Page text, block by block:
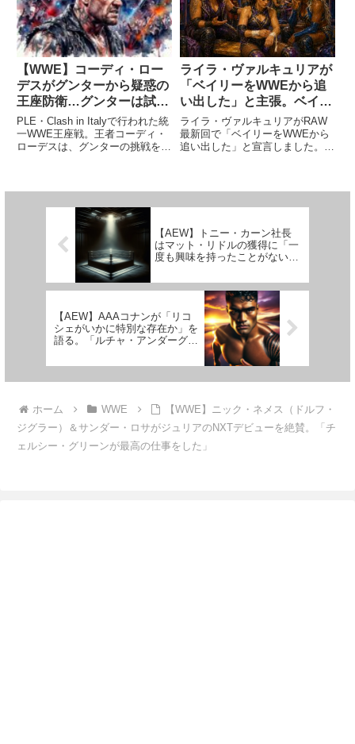
オブザーバーが「WWEがジェ
リ...
ビンスが抱える深刻な...
【WWE】コーディ・ロー
デスがグンターから疑惑の
王座防衛…グンターは試合
後に激怒【 #WWEClash
】
PLE・Clash in Italyで行われた統
一WWE王座戦。王者コーディ・
ローデスは、グンターの挑戦を受
ンでした。彼...
ライラ・ヴァルキュリアが
「ベイリーをWWEから追
い出した」と主張。ベイリ
ーの去就はどうなる？
ライラ・ヴァルキュリアがRAW
最新回で「ベイリーをWWEから
追い出した」と宣言しました。ベ
て...
【AEW】トニー・カーン社長
はマット・リドルの獲得に「一
度も興味を持ったことがない」
【AEW】AAAコナンが「リコ
シェがいかに特別な存在か」を
語る。「ルチャ・アンダーグラ
見なかったね」
ホーム WWE
【WWE】ニック・ネメス（ドルフ・
ジグラー）＆サンダー・ロサがジュリアのNXTデビューを絶賛。「チ
ェルシー・グリーンが最高の仕事をした」